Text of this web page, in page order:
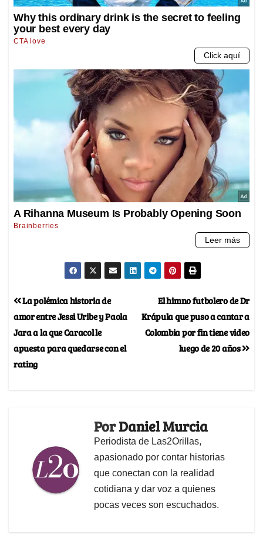
El himno futbolero de Dr
Krápula que puso a cantar a
Colombia por fin tiene video
luego de 20 años
La polémica historia de
amor entre Jessi Uribe y Paola
Jara a la que Caracol le
apuesta para quedarse con el
rating
PorDaniel Murcia
Periodista de Las2Orillas,
apasionado por contar historias
que conectan con la realidad
cotidiana y dar voz a quienes
pocas veces son escuchados.